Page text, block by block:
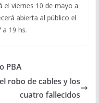
el viernes 10 de mayo a
abierta al público el
19 hs.
PBA
robo de cables y los
cuatro fallecidos